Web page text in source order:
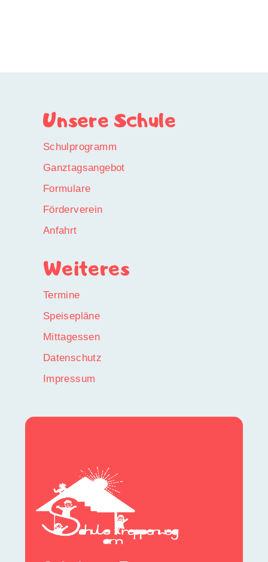
Unsere Schule
Schulprogramm
Ganztagsangebot
Formulare
Förderverein
Anfahrt
Weiteres
Termine
Speisepläne
Mittagessen
Datenschutz
Impressum